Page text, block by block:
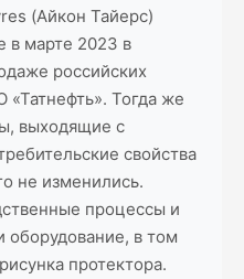
(Айкон Тайерс)
в марте 2023 в
российских
«Татнефть». Тогда же
выходящие с
свойства
не изменились.
процессы и
оборудование, в том
протектора.